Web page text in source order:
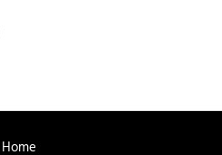
Home